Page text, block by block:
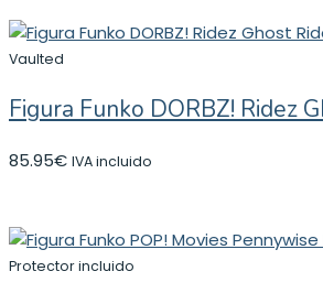
Vaulted
Figura Funko DORBZ! Ridez
85.95€ IVA incluido
Protector incluido